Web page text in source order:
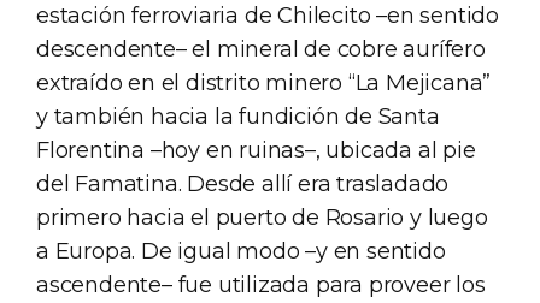
estación ferroviaria de Chilecito –en sentido
descendente– el mineral de cobre aurífero
extraído en el distrito minero “La Mejicana”
y también hacia la fundición de Santa
Florentina –hoy en ruinas–, ubicada al pie
del Famatina. Desde allí era trasladado
primero hacia el puerto de Rosario y luego
a Europa. De igual modo –y en sentido
ascendente– fue utilizada para proveer los